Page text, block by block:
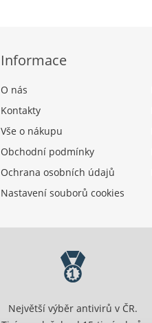
Informace
O nás
Kontakty
Vše o nákupu
Obchodní podmínky
Ochrana osobních údajů
Nastavení souborů cookies
Největší výběr antivirů v ČR.